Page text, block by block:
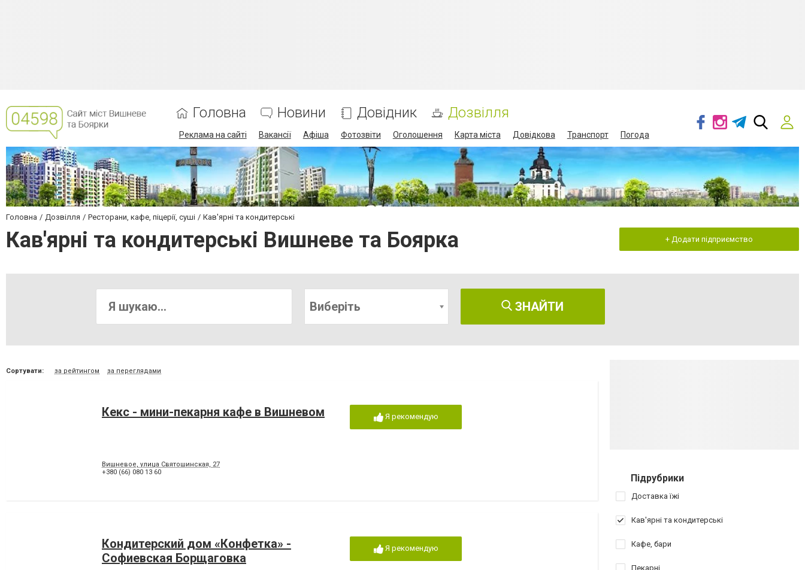
Головна Новини Довідник Дозвілля
Реклама на сайті Вакансії Афіша Фотозвіти Оголошення Карта міста Довідкова Транспорт Погода
Головна Дозвілля Ресторани, кафе, піцерії, суші Кав'ярні та кондитерські
Кав'ярні та кондитерські Вишневе та Боярка + Додати підприємство
Виберіть ЗНАЙТИ
Сортувати: за рейтингом за переглядами
Кекс - мини-пекарня кафе в Вишневом
Вишневое, улица Святошинская, 27
+380 (66) 080 13 60
Я рекомендую
Кондитерский дом «Конфетка» -
Софиевская Борщаговка
Я рекомендую
Підрубрики
Доставка їжі
Кав'ярні та кондитерські
Кафе, бари
Пекарні